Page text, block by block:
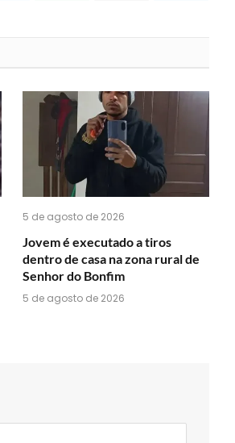
do
WhatsApp?
5 de agosto de 2026
Jovem é executado a tiros
dentro de casa na zona rural de
Senhor do Bonfim
5 de agosto de 2026